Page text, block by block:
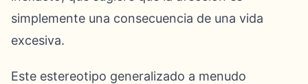
simplemente una consecuencia de una vida
excesiva.
Este estereotipo generalizado a menudo